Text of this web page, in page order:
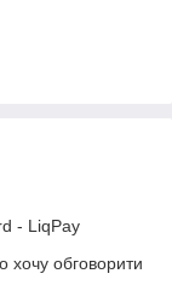
- LiqPay
обговорити